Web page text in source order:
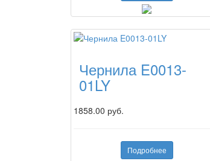
Чернила E0013-
01LY
1858.00 руб.
Подробнее